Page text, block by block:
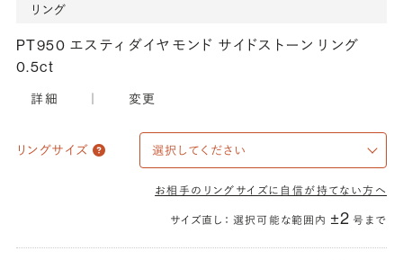
リング
PT950 エスティ ダイヤモンド サイドストーン リング
0.5ct
詳細 変更
リングサイズ
お相手のリングサイズに自信が持てない方へ
サイズ直し： 選択可能な範囲内 ±2 号まで